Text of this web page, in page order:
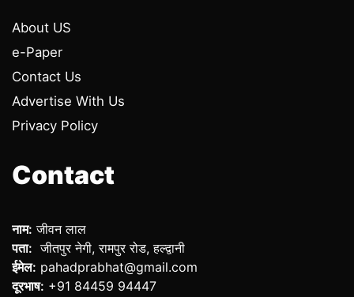
About US
e-Paper
Contact Us
Advertise With Us
Privacy Policy
Contact
नाम: जीवन लाल
पता: जीतपुर नेगी, रामपुर रोड, हल्द्वानी
ईमेल: pahadprabhat@gmail.com
दूरभाष: +91 84459 94447